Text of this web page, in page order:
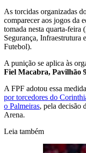
As torcidas organizadas
comparecer aos jogos da
tomada nesta quarta-feira
Segurança, Infraestrutura
Futebol).
A punição se aplica às
Fiel Macabra, Pavilhão
A FPF adotou essa
por torcedores do
o Palmeiras, pela decisão
Arena.
Leia também